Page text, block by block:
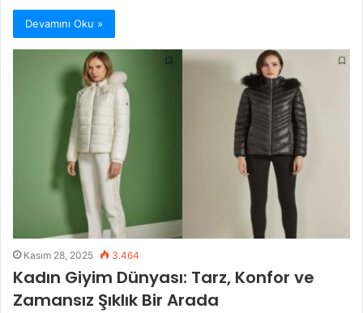
Devamını Oku »
Kasım 28, 2025 3.464
Kadın Giyim Dünyası: Tarz, Konfor ve
Zamansız Şıklık Bir Arada